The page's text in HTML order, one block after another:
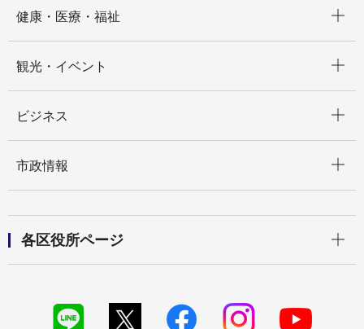
健康・医療・福祉
観光・イベント
ビジネス
市政情報
各区役所ページ